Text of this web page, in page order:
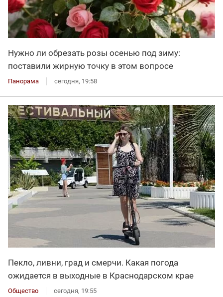
Нужно ли обрезать розы осенью под зиму:
поставили жирную точку в этом вопросе
Панорама сегодня, 19:58
Пекло, ливни, град и смерчи. Какая погода
ожидается в выходные в Краснодарском крае
Общество сегодня, 19:55